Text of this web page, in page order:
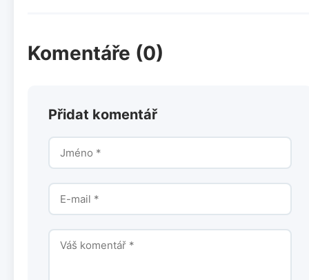
Komentáře (0)
Přidat komentář